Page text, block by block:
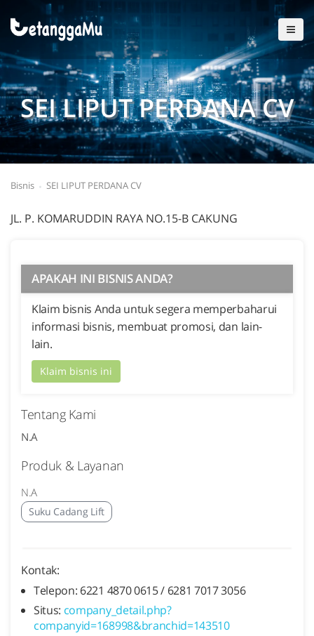
SEI LIPUT PERDANA CV
Bisnis SEI LIPUT PERDANA CV
JL. P. KOMARUDDIN RAYA NO.15-B CAKUNG
APAKAH INI BISNIS ANDA?
Klaim bisnis Anda untuk segera memperbaharui
informasi bisnis, membuat promosi, dan lain-
lain.
Klaim bisnis ini
Tentang Kami
N.A
Produk & Layanan
N.A
Suku Cadang Lift
Kontak:
Telepon: 6221 4870 0615 / 6281 7017 3056
Situs: company_detail.php?
companyid=168998&branchid=143510